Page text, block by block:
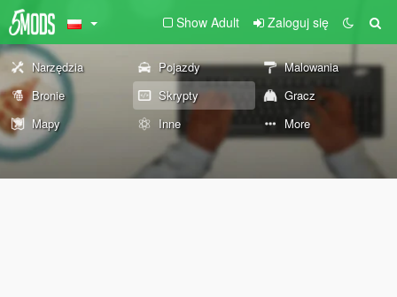
Show Adult Zaloguj się
Narzędzia Pojazdy
Malowania
Bronie
Skrypty
Gracz
Mapy
Inne More